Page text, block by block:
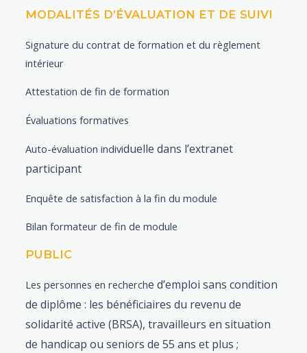
MODALITÉS D’ÉVALUATION ET DE SUIVI
Signature du contrat de formation et du règlement
intérieur
Attestation de fin de formation
Évaluations formatives
Auto-évaluation individuelle dans l’extranet
participant
Enquête de satisfaction à la fin du module
Bilan formateur de fin de module
PUBLIC
Les personnes en recherche d’emploi sans condition
de diplôme : les bénéficiaires du revenu de
solidarité active (BRSA), travailleurs en situation
de handicap ou seniors de 55 ans et plus ;